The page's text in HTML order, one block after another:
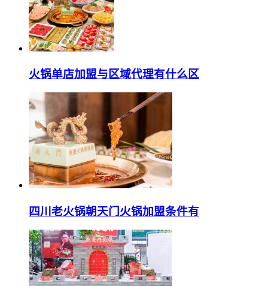
火锅单店加盟与区域代理有什么区
四川老火锅朝天门火锅加盟条件有